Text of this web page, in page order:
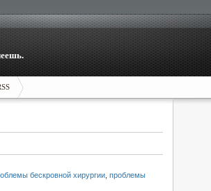
бескровной хирургии проблемы